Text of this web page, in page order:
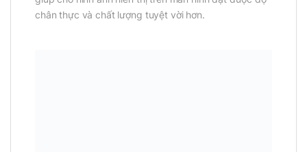
chân thực và chất lượng tuyệt vời hơn.